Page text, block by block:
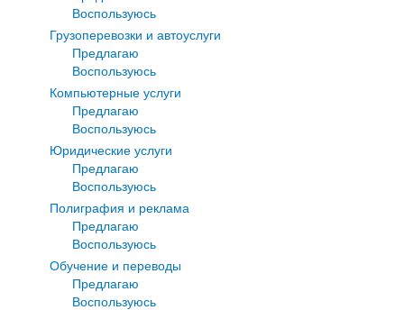
Воспользуюсь
Грузоперевозки и автоуслуги
Предлагаю
Воспользуюсь
Компьютерные услуги
Предлагаю
Воспользуюсь
Юридические услуги
Предлагаю
Воспользуюсь
Полиграфия и реклама
Предлагаю
Воспользуюсь
Обучение и переводы
Предлагаю
Воспользуюсь